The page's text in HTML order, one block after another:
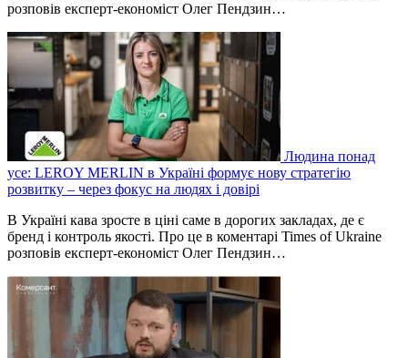
розповів експерт-економіст Олег Пендзин…
Людина понад
усе: LEROY MERLIN в Україні формує нову стратегію
розвитку – через фокус на людях і довірі
В Україні кава зросте в ціні саме в дорогих закладах, де є
бренд і контроль якості. Про це в коментарі Times of Ukraine
розповів експерт-економіст Олег Пендзин…